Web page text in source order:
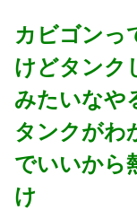
カビゴンっ
けどタンク
みたいなや
タンクがわ
でいいから
け